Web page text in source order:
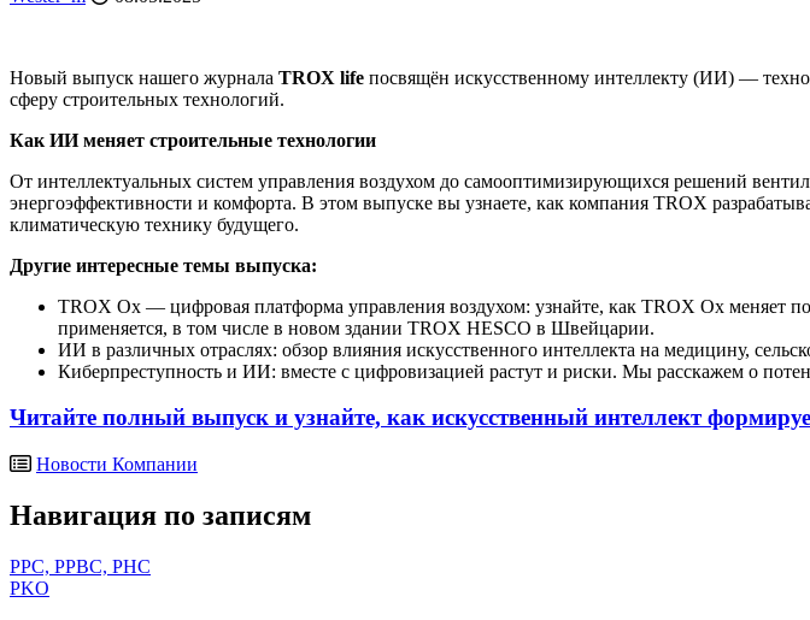
Новый выпуск нашего журнала TROX life посвящён искусственному интеллекту (ИИ) —
сферу строительных технологий.
Как ИИ меняет строительные технологии
От интеллектуальных систем управления воздухом до самооптимизирующихся решений
энергоэффективности и комфорта. В этом выпуске вы узнаете, как компания TROX
климатическую технику будущего.
Другие интересные темы выпуска:
TROX Ox — цифровая платформа управления воздухом: узнайте, как TROX Ox
применяется, в том числе в новом здании TROX HESCO в Швейцарии.
ИИ в различных отраслях: обзор влияния искусственного интеллекта на медицину,
Киберпреступность и ИИ: вместе с цифровизацией растут и риски. Мы расскажем о
Читайте полный выпуск и узнайте, как искусственный интеллект
Новости Компании
Навигация по записям
PPС, PPBC, PHC
PKO